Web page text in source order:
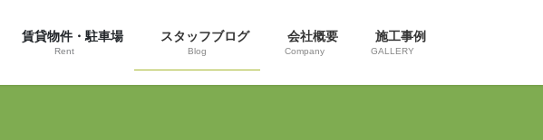
賃貸物件・駐車場
Rent
スタッフブログ
Blog
会社概要
Company
施工事例
GALLERY